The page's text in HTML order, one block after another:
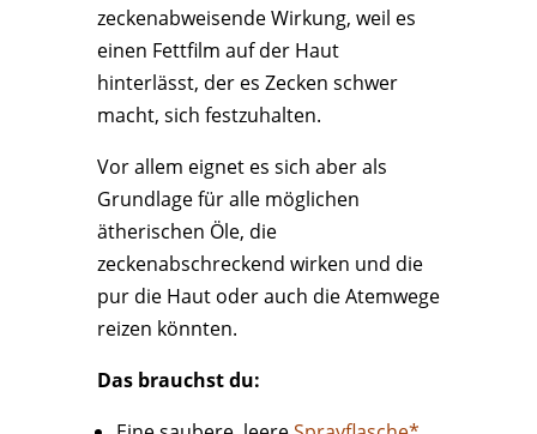
zeckenabweisende Wirkung, weil es
einen Fettfilm auf der Haut
hinterlässt, der es Zecken schwer
macht, sich festzuhalten.
Vor allem eignet es sich aber als
Grundlage für alle möglichen
ätherischen Öle, die
zeckenabschreckend wirken und die
pur die Haut oder auch die Atemwege
reizen könnten.
Das brauchst du: